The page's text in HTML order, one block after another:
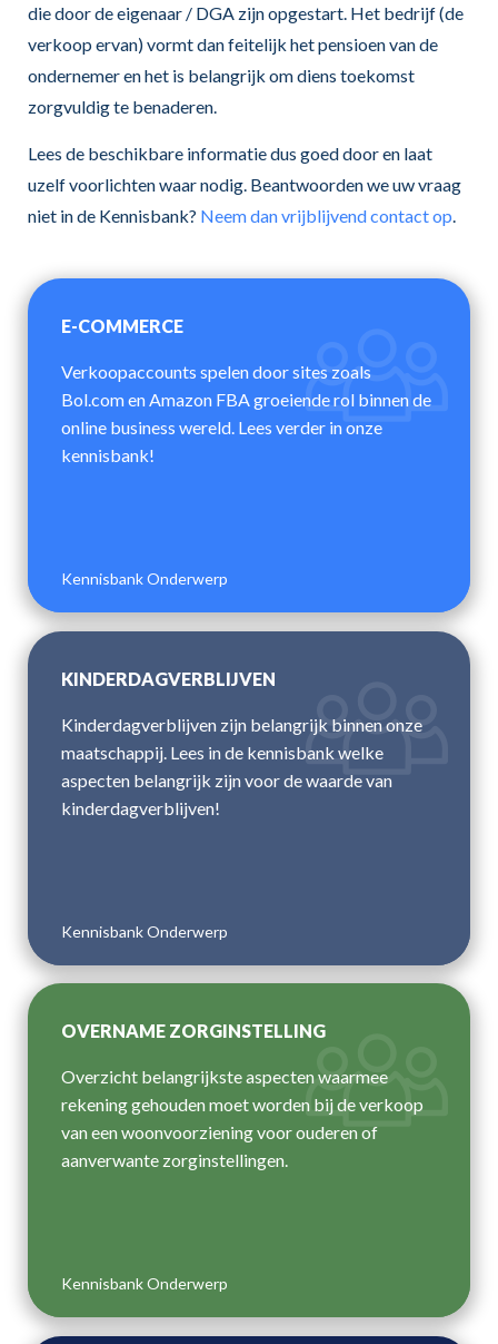
die door de eigenaar / DGA zijn opgestart. Het bedrijf (de
verkoop ervan) vormt dan feitelijk het pensioen van de
ondernemer en het is belangrijk om diens toekomst
zorgvuldig te benaderen.
Lees de beschikbare informatie dus goed door en laat
uzelf voorlichten waar nodig. Beantwoorden we uw vraag
niet in de Kennisbank? Neem dan vrijblijvend contact op
E-COMMERCE
Verkoopaccounts spelen door sites zoals
Bol.com en Amazon FBA groeiende rol binnen de
online business wereld. Lees verder in onze
kennisbank!
Kennisbank Onderwerp
KINDERDAGVERBLIJVEN
Kinderdagverblijven zijn belangrijk binnen onze
maatschappij. Lees in de kennisbank welke
aspecten belangrijk zijn voor de waarde van
kinderdagverblijven!
Kennisbank Onderwerp
OVERNAME ZORGINSTELLING
Overzicht belangrijkste aspecten waarmee
rekening gehouden moet worden bij de verkoop
van een woonvoorziening voor ouderen of
aanverwante zorginstellingen.
Kennisbank Onderwerp